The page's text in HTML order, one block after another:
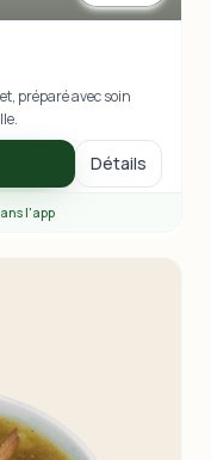
préparé avec soin
Détails
l'app